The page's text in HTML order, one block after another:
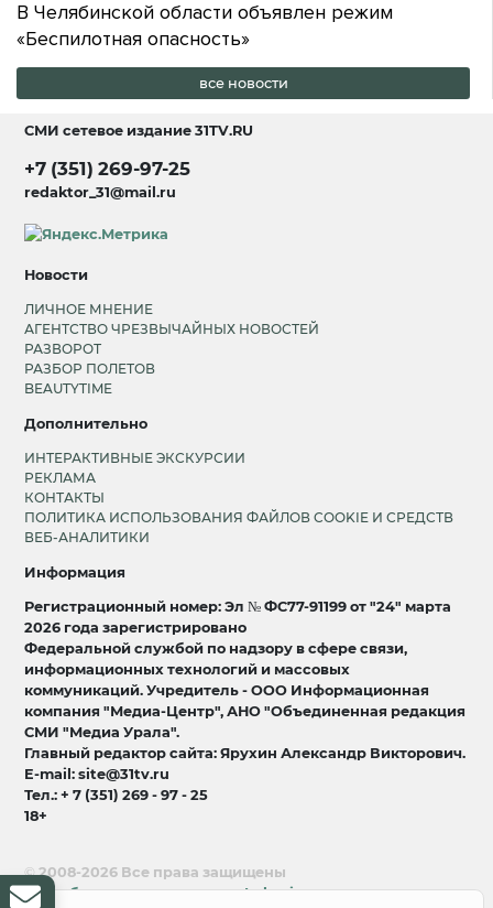
В Челябинской области объявлен режим
«Беспилотная опасность»
все новости
СМИ сетевое издание31TV.RU
+7 (351) 269-97-25
redaktor_31@mail.ru
Новости
ЛИЧНОЕ МНЕНИЕ
АГЕНТСТВО ЧРЕЗВЫЧАЙНЫХ НОВОСТЕЙ
РАЗВОРОТ
РАЗБОР ПОЛЕТОВ
BEAUTYTIME
Дополнительно
ИНТЕРАКТИВНЫЕ ЭКСКУРСИИ
РЕКЛАМА
КОНТАКТЫ
ПОЛИТИКА ИСПОЛЬЗОВАНИЯ ФАЙЛОВ COOKIE И СРЕДСТВ
ВЕБ-АНАЛИТИКИ
Информация
Регистрационный номер: Эл № ФС77-91199 от "24" марта
2026 года зарегистрировано
Федеральной службой по надзору в сфере связи,
информационных технологий и массовых
коммуникаций. Учредитель - ООО Информационная
компания "Медиа-Центр", АНО "Объединенная редакция
СМИ "Медиа Урала".
Главный редактор сайта: Ярухин Александр Викторович.
E-mail: site@31tv.ru
Тел.: + 7 (351) 269 - 97 - 25
18+
© 2008-2026 Все права защищены
разработка и продвижение:Lukevium